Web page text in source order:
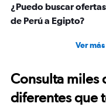
¿Puedo buscar
de Perú a Egipto?
Ver
Consulta miles
diferentes que